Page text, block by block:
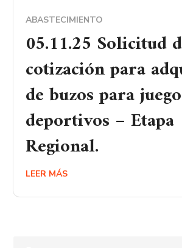
ABASTECIMIENTO
05.11.25 Solicitud
cotización para
de buzos para
deportivos – Etapa
Regional.
LEER MÁS